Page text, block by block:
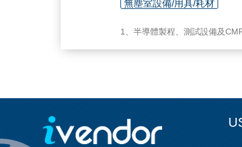
無塵室設備/用具/耗材
1、半導體製程、測試設備及